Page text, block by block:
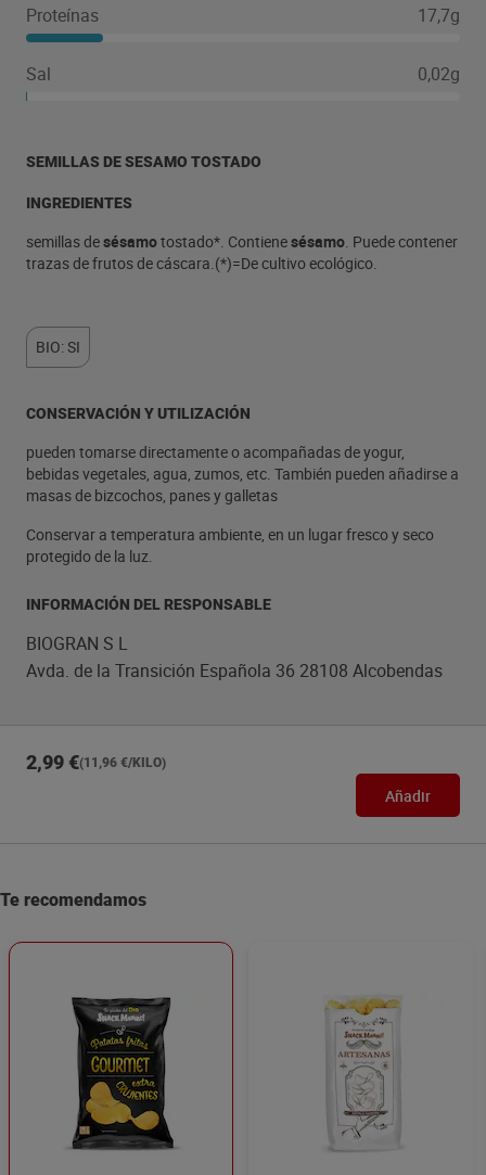
Proteínas 17,7g
Sal 0,02g
SEMILLAS DE SESAMO TOSTADO
INGREDIENTES
semillas desésamotostado*. Contienesésamo. Puede contener
trazas de frutos de cáscara.(*)=De cultivo ecológico.
BIO: SI
CONSERVACIÓN Y UTILIZACIÓN
pueden tomarse directamente o acompañadas de yogur,
bebidas vegetales, agua, zumos, etc. También pueden añadirse a
masas de bizcochos, panes y galletas
Conservar a temperatura ambiente, en un lugar fresco y seco
protegido de la luz.
INFORMACIÓN DEL RESPONSABLE
BIOGRAN S L
Avda. de la Transición Española 36 28108 Alcobendas
2,99 €(11,96 €/KILO)
Añadir
Te recomendamos